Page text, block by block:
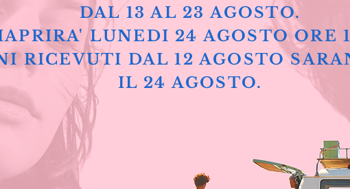
DAL 13 AL 23 AGOSTO.
LUNEDI 24 AGOSTO ORE
RICEVUTI DAL 12 AGOSTO
IL 24 AGOSTO.